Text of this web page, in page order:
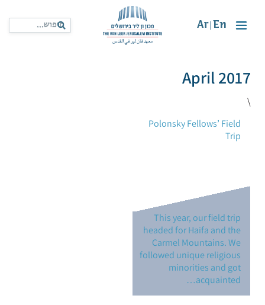
En
Ar
April 2017
\
Polonsky Fellows’ Field
Trip
This year, our field trip
headed for Haifa and the
Carmel Mountains. We
followed unique religious
minorities and got
acquainted…